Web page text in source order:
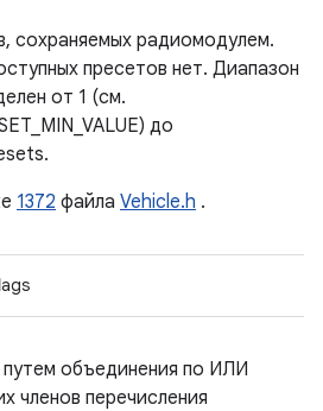
сохраняемых радиомодулем.
пресетов нет. Диапазон
от 1 (см.
до
1372 файла Vehicle.h .
путем объединения по ИЛИ
членов перечисления